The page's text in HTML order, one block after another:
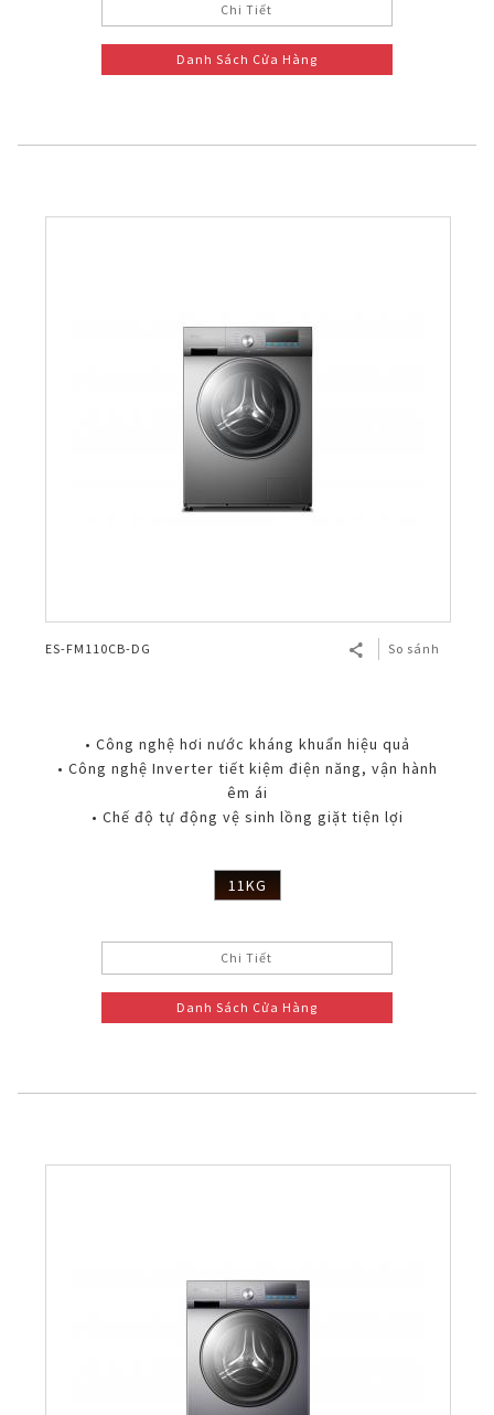
Chi Tiết
Danh Sách Cửa Hàng
ES-FM110CB-DG So sánh
• Công nghệ hơi nước kháng khuẩn hiệu quả
• Công nghệ Inverter tiết kiệm điện năng, vận hành
êm ái
• Chế độ tự động vệ sinh lồng giặt tiện lợi
11KG
Chi Tiết
Danh Sách Cửa Hàng